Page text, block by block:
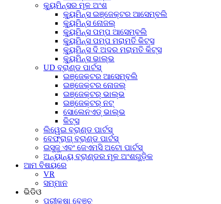
କ୍ୟୁମିନ୍ସର ମୂଳ ଅଂଶ
କ୍ୟୁମିନ୍ସ ଇଞ୍ଜେକ୍ଟର ଆସେମ୍ବଲି
କ୍ୟୁମିନ୍ସ ନୋଜଲ୍
କ୍ୟୁମିନ୍ସ ପମ୍ପ ଆସେମ୍ବଲି
କ୍ୟୁମିନ୍ସ ପମ୍ପ ମରାମତି କିଟ୍ସ
କ୍ୟୁମିନ୍ସ ଦି ଅଦର ମରାମତି କିଟ୍ସ
କ୍ୟୁମିନ୍ସ ଭାଲ୍ଭ
UD ବ୍ରାଣ୍ଡ ପାର୍ଟସ୍
ଇଞ୍ଜେକ୍ଟର ଆସେମ୍ବଲି
ଇଞ୍ଜେକ୍ଟର ନୋଜଲ୍
ଇଞ୍ଜେକ୍ଟର୍ ଭାଲ୍ଭ
ଇଞ୍ଜେକ୍ଟର୍ ନଟ୍
ସୋଲେନଏଡ୍ ଭାଲ୍ଭ
କିଟ୍ସ
ଲିୱେଇ ବ୍ରାଣ୍ଡ ପାର୍ଟସ୍
ବେଫ୍ରାଗ୍ ବ୍ରାଣ୍ଡ ପାର୍ଟସ୍
ଇସୁଜୁ ଏବଂ ଜେଏମସି ଅଟୋ ପାର୍ଟସ୍
ଅନ୍ୟାନ୍ୟ ବ୍ରାଣ୍ଡର ମୂଳ ଅଂଶଗୁଡ଼ିକ
ଆମ ବିଷୟରେ
VR
ସମ୍ମାନ
ଭିଡିଓ
ପରୀକ୍ଷା ବେଞ୍ଚ